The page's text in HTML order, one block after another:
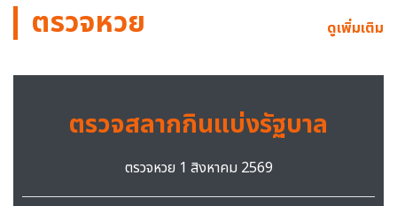
ตรวจหวย ดูเพิ่มเติม
ตรวจสลากกินแบ่งรัฐบาล
ตรวจหวย 1 สิงหาคม 2569